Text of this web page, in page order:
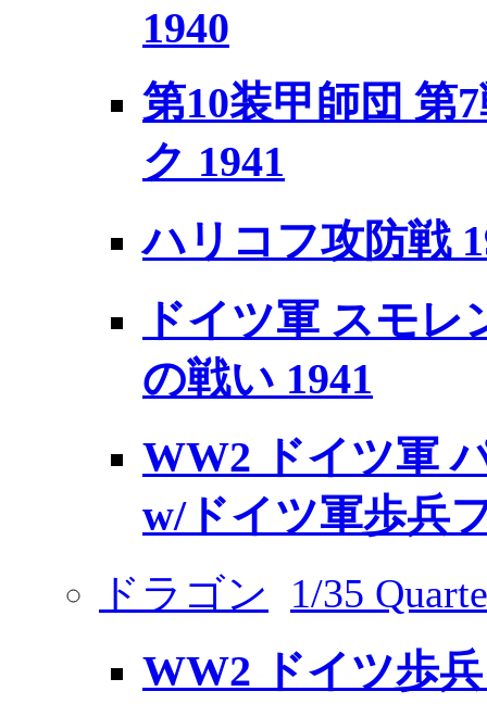
1940
第10装甲師団 第
ク 1941
ハリコフ攻防戦
ドイツ軍 スモ
の戦い 1941
WW2 ドイツ軍
w/ドイツ軍歩兵
ドラゴン 1/35
WW2 ドイツ歩